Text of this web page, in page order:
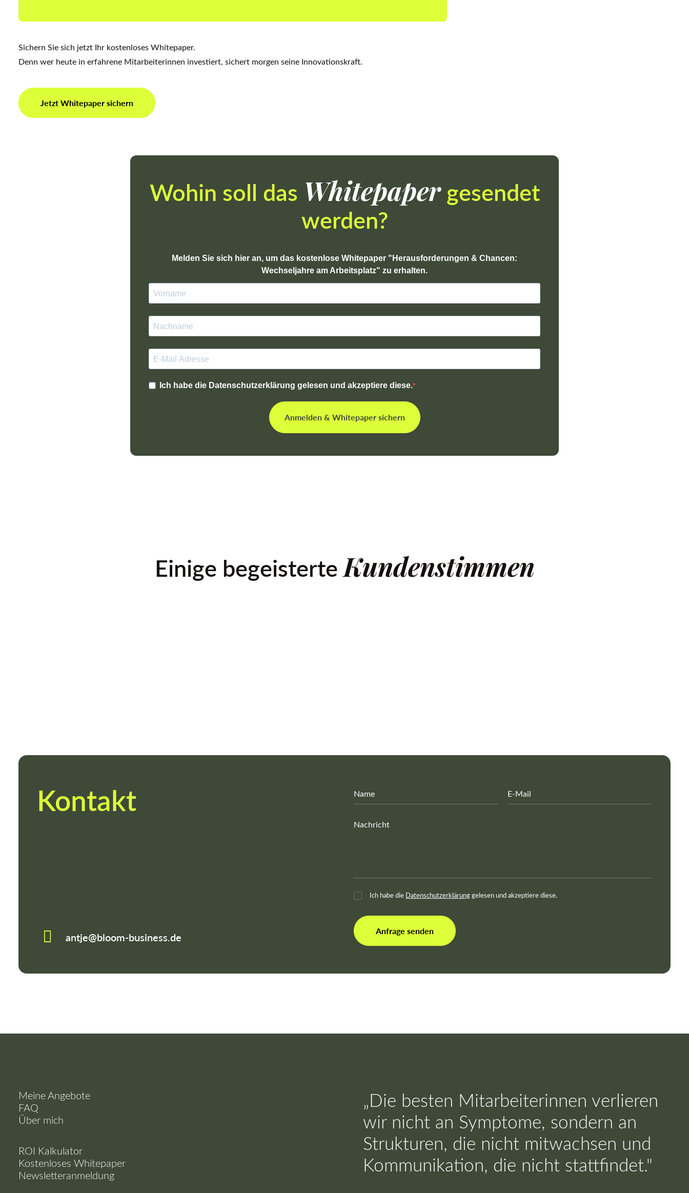
Sichern Sie sich jetzt Ihr kostenloses Whitepaper.
Denn wer heute in erfahrene Mitarbeiterinnen investiert, sichert morgen seine Innovationskraft.
Jetzt Whitepaper sichern
Wohin soll das Whitepapergesendet
werden?
Melden Sie sich hier an, um das kostenlose Whitepaper "Herausforderungen & Chancen:
Wechseljahre am Arbeitsplatz" zu erhalten.
Ich habe die Datenschutzerklärung gelesen und akzeptiere diese.
Anmelden & Whitepaper sichern
Einige begeisterte Kundenstimmen
Kontakt
antje@bloom-business.de
Ich habe die Datenschutzerklärunggelesen und akzeptiere diese.
Meine Angebote
FAQ
Über mich
ROI Kalkulator
Kostenloses Whitepaper
Newsletteranmeldung
„Die besten Mitarbeiterinnen verlieren
wir nicht an Symptome, sondern an
Strukturen, die nicht mitwachsen und
Kommunikation, die nicht stattfindet."